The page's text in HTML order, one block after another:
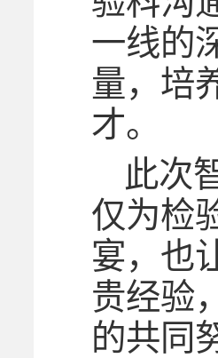
一线的
量，培
才。
此次
仅为检
宴，也
贵经验
的共同